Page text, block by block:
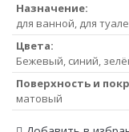
Назначение:
для ванной, для
Цвета:
Бежевый, синий,
Поверхность и
матовый